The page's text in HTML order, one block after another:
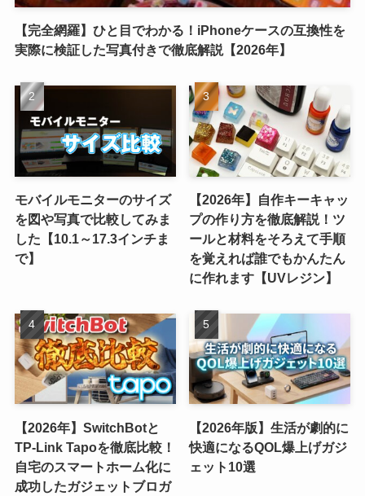
【完全網羅】ひと目でわかる！iPhoneケースの互換性を
実際に検証した写真付きで徹底解説【2026年】
モバイルモニターのサイズ
を図や写真で比較してみま
した【10.1～17.3インチま
で】
【2026年】自作キーキャッ
プの作り方を徹底解説！ツ
ールと材料をそろえて手順
を覚えれば誰でもかんたん
に作れます【UVレジン】
【2026年】SwitchBotと
TP-Link Tapoを徹底比較！
自宅のスマートホーム化に
成功したガジェットブロガ
【2026年版】生活が劇的に
快適になるQOL爆上げガジ
ェット10選